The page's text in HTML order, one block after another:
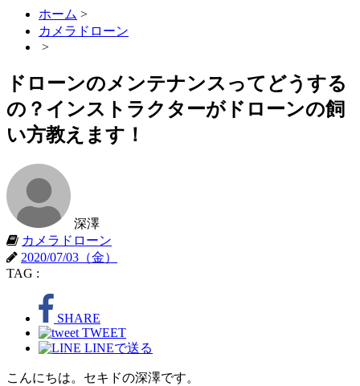
ホーム >
カメラドローン
>
ドローンのメンテナンスってどうする
の？インストラクターがドローンの飼
い方教えます！
深澤
カメラドローン
2020/07/03（金）
TAG :
SHARE
TWEET
LINEで送る
こんにちは。セキドの深澤です。